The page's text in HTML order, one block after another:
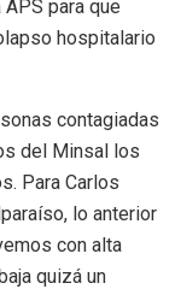
para que
hospitalario
contagiadas
del Minsal los
Para Carlos
lo anterior
con alta
quizá un